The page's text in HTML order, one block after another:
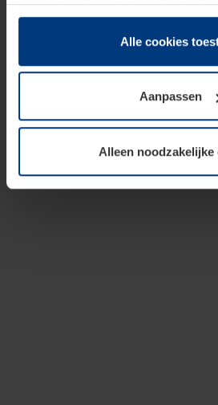
hun diensten hebben verzameld.
Juridisch hebben wij het recht om
van deze pagina's absoluut vereist
soorten cookies is uw toestemming
toestemming kunt u op elk
wijzigen of herroepen.
Alle cookies
Aanpassen
Alleen noodzakelijke